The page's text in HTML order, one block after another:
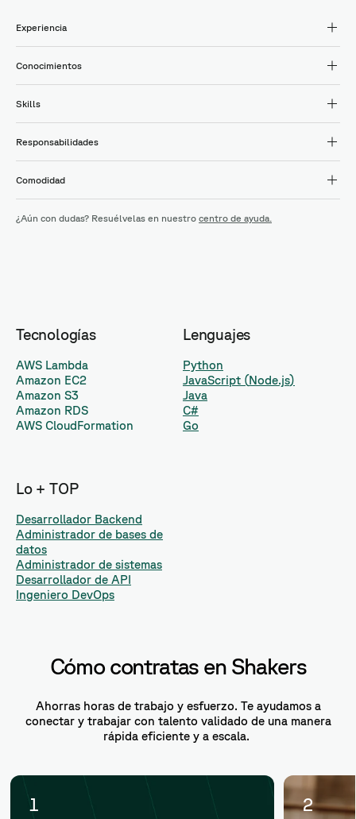
Experiencia
Conocimientos
Skills
Responsabilidades
Comodidad
¿Aún con dudas? Resuélvelas en nuestro centro de ayuda.
Tecnologías
AWS Lambda
Amazon EC2
Amazon S3
Amazon RDS
AWS CloudFormation
Lenguajes
Python
JavaScript (Node.js)
Java
C#
Go
Lo + TOP
Desarrollador Backend
Administrador de bases de
datos
Administrador de sistemas
Desarrollador de API
Ingeniero DevOps
Cómo contratas en Shakers
Ahorras horas de trabajo y esfuerzo. Te ayudamos a
conectar y trabajar con talento validado de una manera
rápida eficiente y a escala.
1 2